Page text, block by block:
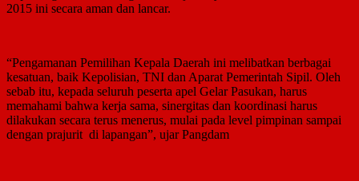
2015 ini secara aman dan lancar.
“Pengamanan Pemilihan Kepala Daerah ini melibatkan berbagai
kesatuan, baik Kepolisian, TNI dan Aparat Pemerintah Sipil. Oleh
sebab itu, kepada seluruh peserta apel Gelar Pasukan, harus
memahami bahwa kerja sama, sinergitas dan koordinasi harus
dilakukan secara terus menerus, mulai pada level pimpinan sampai
dengan prajurit di lapangan”, ujar Pangdam